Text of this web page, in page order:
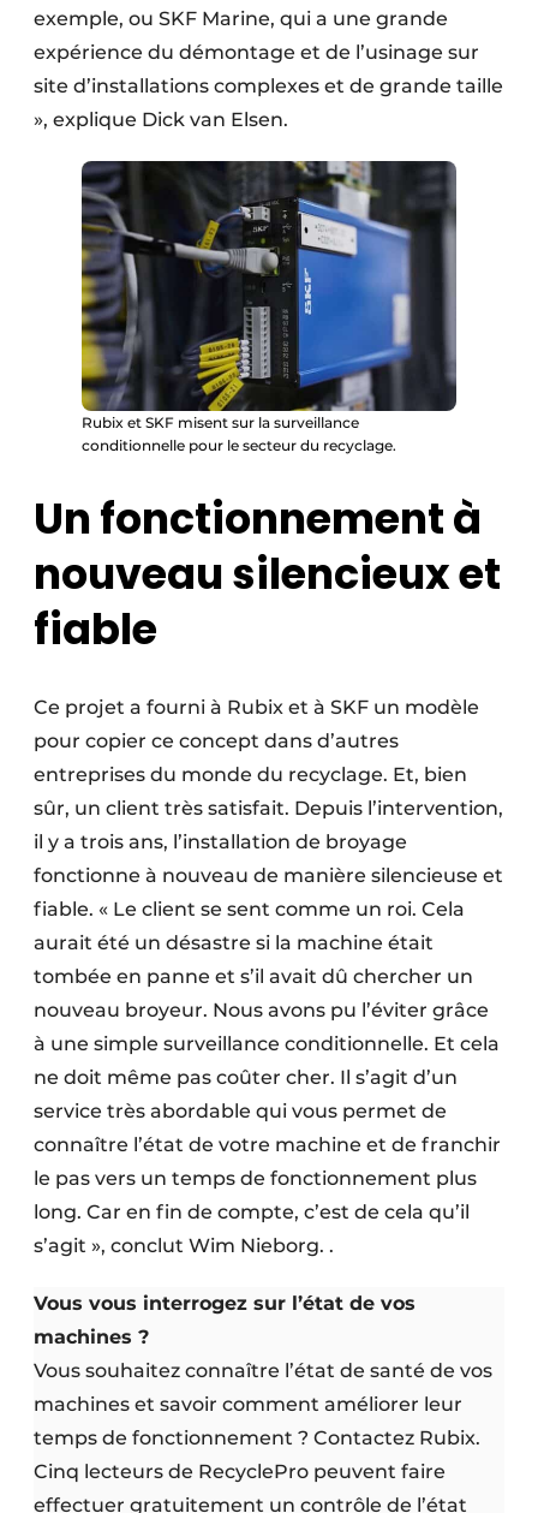
exemple, ou SKF Marine, qui a une grande
expérience du démontage et de l’usinage sur
site d’installations complexes et de grande taille
», explique Dick van Elsen.
Rubix et SKF misent sur la surveillance
conditionnelle pour le secteur du recyclage.
Un fonctionnement à
nouveau silencieux et
fiable
Ce projet a fourni à Rubix et à SKF un modèle
pour copier ce concept dans d’autres
entreprises du monde du recyclage. Et, bien
sûr, un client très satisfait. Depuis l’intervention,
il y a trois ans, l’installation de broyage
fonctionne à nouveau de manière silencieuse et
fiable. « Le client se sent comme un roi. Cela
aurait été un désastre si la machine était
tombée en panne et s’il avait dû chercher un
nouveau broyeur. Nous avons pu l’éviter grâce
à une simple surveillance conditionnelle. Et cela
ne doit même pas coûter cher. Il s’agit d’un
service très abordable qui vous permet de
connaître l’état de votre machine et de franchir
le pas vers un temps de fonctionnement plus
long. Car en fin de compte, c’est de cela qu’il
s’agit », conclut Wim Nieborg. .
Vous vous interrogez sur l’état de vos
machines ?
Vous souhaitez connaître l’état de santé de vos
machines et savoir comment améliorer leur
temps de fonctionnement ? Contactez Rubix.
Cinq lecteurs de RecyclePro peuvent faire
effectuer gratuitement un contrôle de l’état